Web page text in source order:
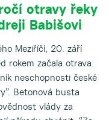
otravy řeky
Babišovi
Meziříčí, 20. září
rokem začala otrava
neschopnosti české
Betonová busta
vlády za